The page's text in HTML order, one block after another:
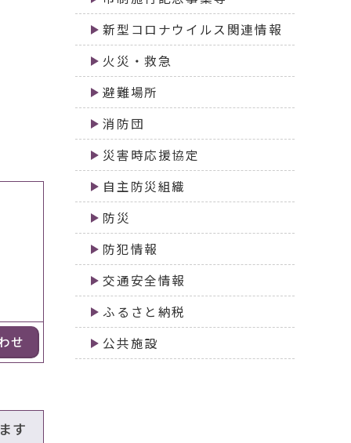
せ
す
新型コロナウイルス関連情報
火災・救急
避難場所
消防団
災害時応援協定
自主防災組織
防災
防犯情報
交通安全情報
ふるさと納税
公共施設